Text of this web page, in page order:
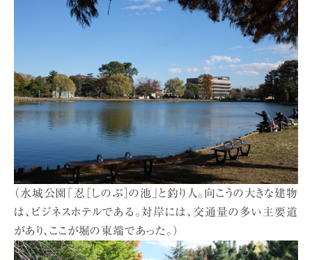
（水城公園「忍［しのぶ］の池」と釣り人。向こうの大きな建物
は、ビジネスホテルである。対岸には、交通量の多い主要道
があり、ここが堀の東端であった。）